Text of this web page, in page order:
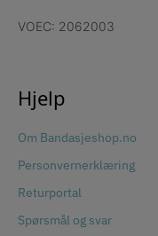
VOEC: 2062003
Hjelp
Om Bandasjeshop.no
Personvernerklæring
Returportal
Spørsmål og svar